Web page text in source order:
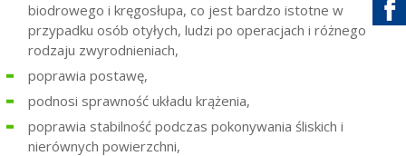
biodrowego i kręgosłupa, co jest bardzo istotne w
przypadku osób otyłych, ludzi po operacjach i różnego
rodzaju zwyrodnieniach,
poprawia postawę,
podnosi sprawność układu krążenia,
poprawia stabilność podczas pokonywania śliskich i
nierównych powierzchni,